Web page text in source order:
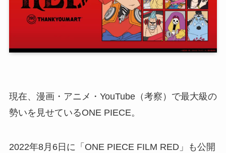
現在、漫画・アニメ・YouTube（考察）で最大級の
勢いを見せているONE PIECE。
2022年8月6日に「ONE PIECE FILM RED」も公開